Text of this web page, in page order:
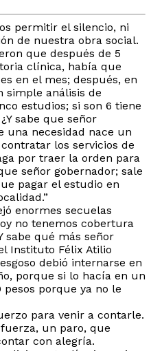
permitir el silencio, ni
de nuestra obra social.
que después de 5
clínica, había que
en el mes; después, en
simple análisis de
estudios; si son 6 tiene
sabe que señor
una necesidad nace un
los servicios de
por traer la orden para
señor gobernador; sale
pagar el estudio en
enormes secuelas
no tenemos cobertura
sabe qué más señor
Instituto Félix Atilio
debió internarse en
porque si lo hacía en un
porque ya no le
para venir a contarle.
un paro, que
con alegría.